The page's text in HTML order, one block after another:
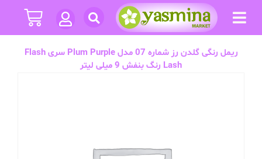
ریمل رنگی گلدن رز شماره 07 مدل Plum Purple سری Flash
Lash رنگ بنفش 9 میلی لیتر